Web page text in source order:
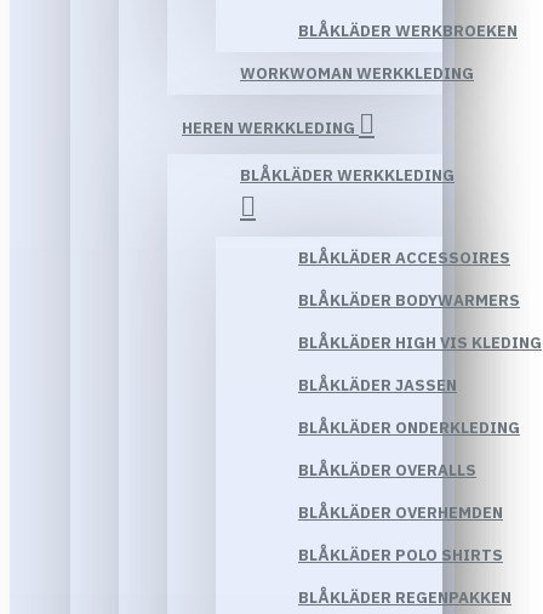
BLÅKLÄDER WERKBROEKEN
WORKWOMAN WERKKLEDING
HEREN WERKKLEDING
BLÅKLÄDER WERKKLEDING
BLÅKLÄDER ACCESSOIRES
BLÅKLÄDER BODYWARMERS
BLÅKLÄDER HIGH VIS KLEDING
BLÅKLÄDER JASSEN
BLÅKLÄDER ONDERKLEDING
BLÅKLÄDER OVERALLS
BLÅKLÄDER OVERHEMDEN
BLÅKLÄDER POLO SHIRTS
BLÅKLÄDER REGENPAKKEN